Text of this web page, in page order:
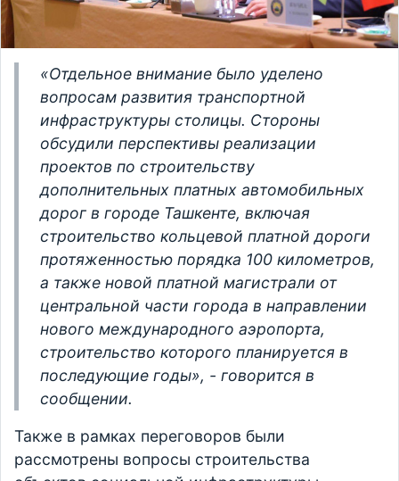
«Отдельное внимание было уделено
вопросам развития транспортной
инфраструктуры столицы. Стороны
обсудили перспективы реализации
проектов по строительству
дополнительных платных автомобильных
дорог в городе Ташкенте, включая
строительство кольцевой платной дороги
протяженностью порядка 100 километров,
а также новой платной магистрали от
центральной части города в направлении
нового международного аэропорта,
строительство которого планируется в
последующие годы», - говорится в
сообщении.
Также в рамках переговоров были
рассмотрены вопросы строительства